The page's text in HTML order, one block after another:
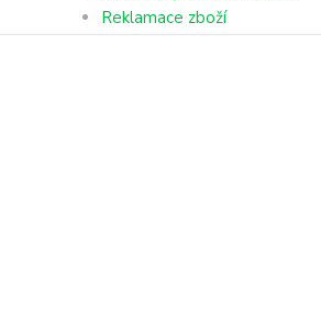
Reklamace zboží
Copyright © 2006-2025